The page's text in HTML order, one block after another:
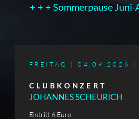
+ + + Sommerpause
FREITAG | 04.09.2026 |
CLUBKONZERT
JOHANNES SCHEURICH
Eintritt 6 Euro